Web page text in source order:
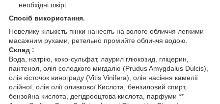
необхідні шкірі.
Спосіб використання.
Невелику кількість пінки нанесіть на вологе обличчя легкими
масажним рухами, ретельно промийте обличчя водою.
Склад :
Вода, натрію, коко-сульфат, лаурил глюкозид, гліцерин,
пантенол, олія солодкого мигдалю (Prudus Amygdalus Dulcis),
олія кісточок винограду (Vitis Vinifera), олія насіння камелії
олійної, олія олії оливкової Кислота, бензиловий спирт,
бензойна кислота, дегідрооцтова кислота, парфуми **